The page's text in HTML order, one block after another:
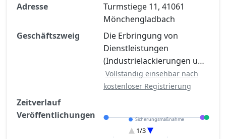
Jetzt kostenlos registrieren
Adresse
Turmstiege 11, 41061
Mönchengladbach
Geschäftszweig
Die Erbringung von
Dienstleistungen
(Industrielackierungen u…
Vollständig einsehbar nach
kostenloser Registrierung
Zeitverlauf
Veröffentlichungen
Sicherungsmaßnahme
Sonstiges
Eröffnung
1/3